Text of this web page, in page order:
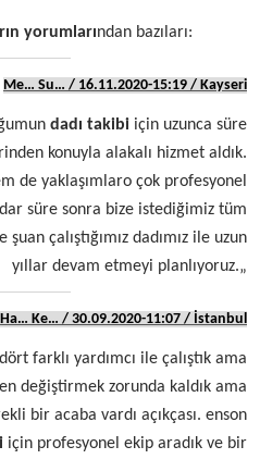
yorumlarından bazıları:
Me… Su… / 16.11.2020-15:19 / Kayseri
dadı takibi için uzunca süre
konuyla alakalı hizmet aldık.
de yaklaşımlaro çok profesyonel
süre sonra bize istediğimiz tüm
çalıştığımız dadımız ile uzun
yıllar devam etmeyi planlıyoruz.„
Ha… Ke… / 30.09.2020-11:07 / İstanbul
farklı yardımcı ile çalıştık ama
değiştirmek zorunda kaldık ama
bir acaba vardı açıkçası. enson
için profesyonel ekip aradık ve bir